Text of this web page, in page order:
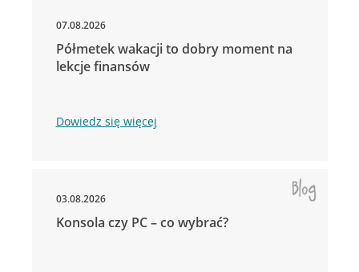
07.08.2026
Półmetek wakacji to dobry moment na
lekcje finansów
Dowiedz się więcej
03.08.2026
Konsola czy PC – co wybrać?